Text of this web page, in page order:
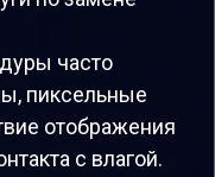
часто
пиксельные
отображения
с влагой.